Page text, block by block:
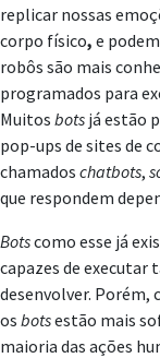
replicar nossas
corpo físico, e
robôs são mais
programados para
Muitos bots já estão
pop-ups de sites de
chamados chatbots,
que respondem
Botscomo esse já
capazes de executar
desenvolver. Porém,
os botsestão mais
maioria das ações